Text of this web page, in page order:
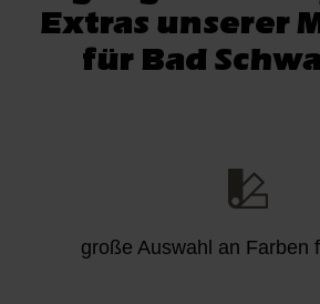
Extras unserer
für Bad
große Auswahl an Farben